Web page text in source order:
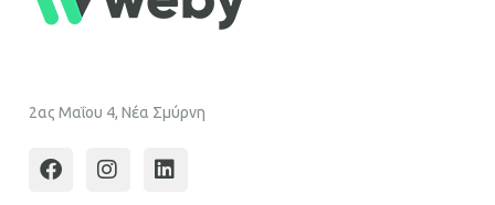
2ας Μαΐου 4, Νέα Σμύρνη